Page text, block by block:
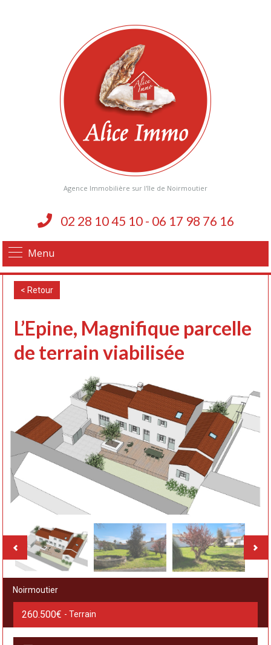
Agence Immobilière sur l'île de Noirmoutier
Menu
02 28 10 45 10 - 06 17 98 76 16
< Retour
L’Epine, Magnifique parcelle
de terrain viabilisée
Noirmoutier
260.500€ - Terrain